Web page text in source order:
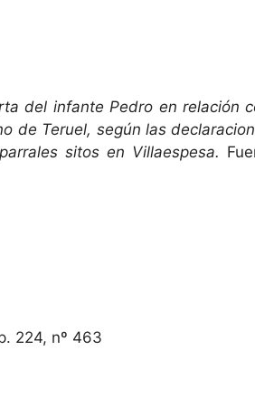
del infante Pedro en relación
de Teruel, según las
sitos en Villaespesa.
224, nº 463